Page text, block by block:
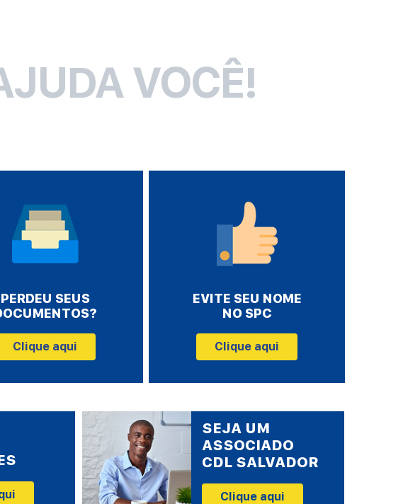
VOCÊ!
PERDEU SEUS
Clique aqui
EVITE SEU NOME
NO SPC
Clique aqui
SEJA UM
ASSOCIADO
CDL SALVADOR
Clique aqui